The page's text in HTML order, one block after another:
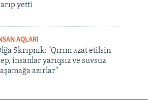
yetti
AQLARI
Skrıpnık: "Qırım azat etilsin
insanlar yarıqsız ve suvsuz
azırlar"